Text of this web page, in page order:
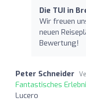
Die TUI in
Wir freuen
neuen
Bewertung!
Peter Schneider
Fantastisches
Lucero